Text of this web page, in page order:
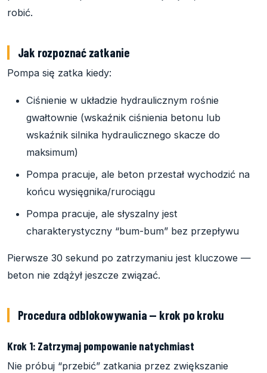
robić.
Jak rozpoznać zatkanie
Pompa się zatka kiedy:
Ciśnienie w układzie hydraulicznym rośnie
gwałtownie (wskaźnik ciśnienia betonu lub
wskaźnik silnika hydraulicznego skacze do
maksimum)
Pompa pracuje, ale beton przestał wychodzić na
końcu wysięgnika/rurociągu
Pompa pracuje, ale słyszalny jest
charakterystyczny “bum-bum” bez przepływu
Pierwsze 30 sekund po zatrzymaniu jest kluczowe —
beton nie zdążył jeszcze związać.
Procedura odblokowywania — krok po kroku
Krok 1: Zatrzymaj pompowanie natychmiast
Nie próbuj “przebić” zatkania przez zwiększanie